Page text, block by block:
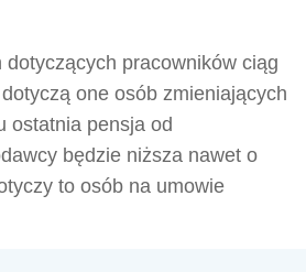
pracowników ciąg
one osób zmieniających
ostatnia pensja od
będzie niższa nawet o
to osób na umowie